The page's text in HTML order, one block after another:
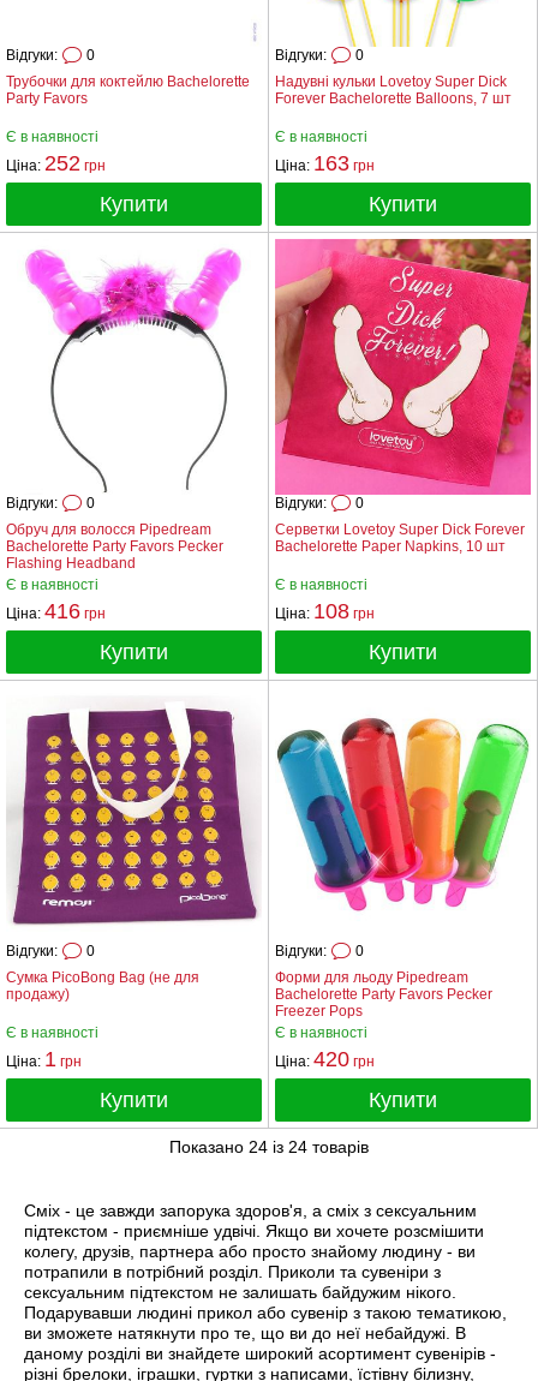
Трубочки для коктейлю Bachelorette
Party Favors
Відгуки: 0
Є в наявності
Ціна: 252 грн
Купити
Надувні кульки Lovetoy Super Dick
Forever Bachelorette Balloons, 7 шт
Відгуки: 0
Є в наявності
Ціна: 163 грн
Купити
Обруч для волосся Pipedream
Bachelorette Party Favors Pecker
Flashing Headband
Відгуки: 0
Є в наявності
Ціна: 416 грн
Купити
Серветки Lovetoy Super Dick Forever
Bachelorette Paper Napkins, 10 шт
Відгуки: 0
Є в наявності
Ціна: 108 грн
Купити
Сумка PicoBong Bag (не для
продажу)
Відгуки: 0
Є в наявності
Ціна: 1 грн
Купити
Форми для льоду Pipedream
Bachelorette Party Favors Pecker
Freezer Pops
Відгуки: 0
Є в наявності
Ціна: 420 грн
Купити
Показано 24 із 24 товарів
Сміх - це завжди запорука здоров'я, а сміх з сексуальним
підтекстом - приємніше удвічі. Якщо ви хочете розсмішити
колегу, друзів, партнера або просто знайому людину - ви
потрапили в потрібний розділ. Приколи та сувеніри з
сексуальним підтекстом не залишать байдужим нікого.
Подарувавши людині прикол або сувенір з такою тематикою,
ви зможете натякнути про те, що ви до неї небайдужі. В
даному розділі ви знайдете широкий асортимент сувенірів -
різні брелоки, іграшки, гуртки з написами, їстівну білизну,